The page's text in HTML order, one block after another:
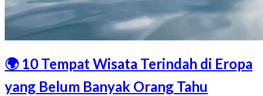
🌍 10 Tempat Wisata Terindah di Eropa
yang Belum Banyak Orang Tahu